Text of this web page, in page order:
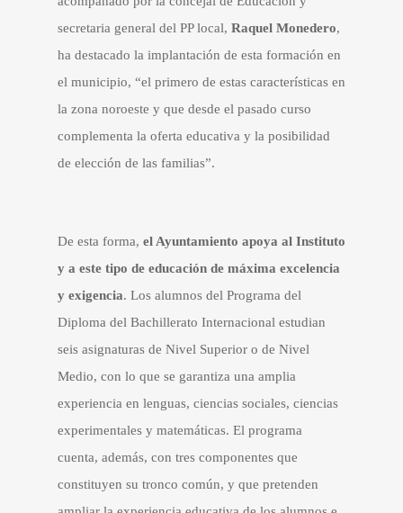
secretaria general del PP local, Raquel Monedero,
ha destacado la implantación de esta formación en
el municipio, “el primero de estas características en
la zona noroeste y que desde el pasado curso
complementa la oferta educativa y la posibilidad
de elección de las familias”.
De esta forma, el Ayuntamiento apoya al Instituto
y a este tipo de educación de máxima excelencia
y exigencia. Los alumnos del Programa del
Diploma del Bachillerato Internacional estudian
seis asignaturas de Nivel Superior o de Nivel
Medio, con lo que se garantiza una amplia
experiencia en lenguas, ciencias sociales, ciencias
experimentales y matemáticas. El programa
cuenta, además, con tres componentes que
constituyen su tronco común, y que pretenden